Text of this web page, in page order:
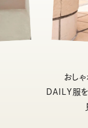
おし
DAILY服を